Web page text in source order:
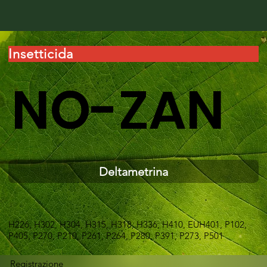
H226, H302, H304, H315, H318, H336, H410, EUH401, P102,
P405, P270, P210, P261, P264, P280, P391, P273, P501
NO-ZAN
Insetticida
Deltametrina
Registrazione